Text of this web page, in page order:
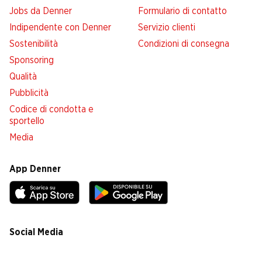
Jobs da Denner
Indipendente con Denner
Sostenibilità
Sponsoring
Qualità
Pubblicità
Codice di condotta e
sportello
Media
Formulario di contatto
Servizio clienti
Condizioni di consegna
App Denner
Social Media